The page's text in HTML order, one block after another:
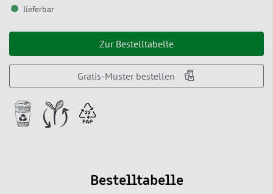
lieferbar
Zur Bestelltabelle
Gratis-Muster bestellen
Bestelltabelle